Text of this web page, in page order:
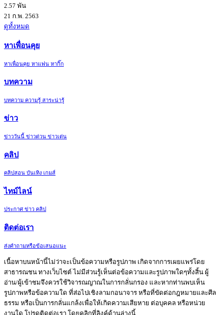
2.57 พัน
21 ก.พ. 2563
ดูทั้งหมด
หาเพื่อนคุย
หาเพื่อนคุย หาแฟน หากิ๊ก
บทความ
บทความ ความรู้ สาระน่ารู้
ข่าว
ข่าววันนี้ ข่าวด่วน ข่าวเด่น
คลิป
คลิปสอน บันเทิง เกมส์
ไทม์ไลน์
ประกาศ ข่าว คลิป
ติดต่อเรา
ส่งคำถามหรือข้อเสนอแนะ
เนื้อหาบนหน้านี้ไม่ว่าจะเป็นข้อความหรือรูปภาพ เกิดจากการเผยแพร่โดย
สาธารณชน ทางเว็บไซต์ ไม่มีส่วนรู้เห็นต่อข้อความและรูปภาพใดๆทั้งสิ้น ผู้
อ่าน/ผู้เข้าชมจึงควรใช้วิจารณญาณในการกลั่นกรอง และหากท่านพบเห็น
รูปภาพหรือข้อความใด ที่ส่อไปเชิงลามกอนาจาร หรือที่ขัดต่อกฎหมายและศีล
ธรรม หรือเป็นการกลั่นแกล้งเพื่อให้เกิดความเสียหาย ต่อบุคคล หรือหน่วย
งานใด โปรดติดต่อเรา โดยคลิกที่ลิงค์ด้านล่างนี้